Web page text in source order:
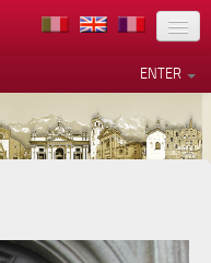
ENTER